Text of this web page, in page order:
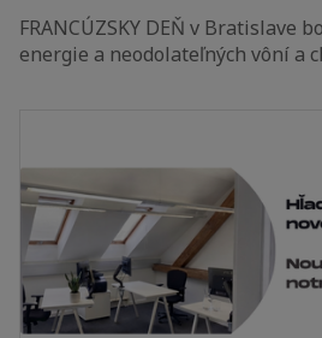
FRANCÚZSKY DEŇ v Bratislave
energie a neodolateľných vôní a